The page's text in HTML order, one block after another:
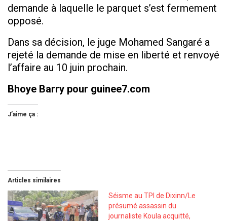
demande à laquelle le parquet s’est fermement
opposé.
Dans sa décision, le juge Mohamed Sangaré a
rejeté la demande de mise en liberté et renvoyé
l’affaire au 10 juin prochain.
Bhoye Barry pour guinee7.com
J’aime ça :
Articles similaires
Séisme au TPI de Dixinn/Le
présumé assassin du
journaliste Koula acquitté,